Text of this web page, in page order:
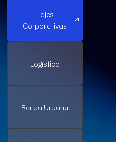
Lajes
Corporativas
Logístico
Renda Urbana